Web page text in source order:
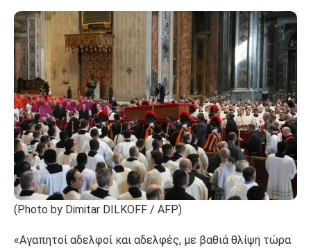
(Photo by Dimitar DILKOFF / AFP)
«Αγαπητοί αδελφοί και αδελφές, με βαθιά θλίψη τώρα